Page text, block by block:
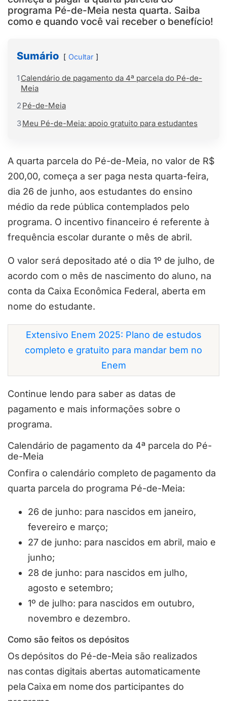
programa Pé-de-Meia nesta quarta. Saiba
como e quando você vai receber o benefício!
Sumário Ocultar
1 Calendário de pagamento da 4ª parcela do Pé-de-
Meia
2 Pé-de-Meia
3Meu Pé-de-Meia: apoio gratuito para estudantes
A quarta parcela do Pé-de-Meia, no valor de R$
200,00, começa a ser paga nesta quarta-feira,
dia 26 de junho, aos estudantes do ensino
médio da rede pública contemplados pelo
programa. O incentivo financeiro é referente à
frequência escolar durante o mês de abril.
O valor será depositado até o dia 1º de julho, de
acordo com o mês de nascimento do aluno, na
conta da Caixa Econômica Federal, aberta em
nome do estudante.
Extensivo Enem 2025: Plano de estudos
completo e gratuito para mandar bem no
Enem
Continue lendo para saber as datas de
pagamento e mais informações sobre o
programa.
Calendário de pagamento da 4ª parcela do Pé-
de-Meia
Confira o calendário completo de pagamento da
quarta parcela do programa Pé-de-Meia:
26 de junho: para nascidos em janeiro,
fevereiro e março;
27 de junho: para nascidos em abril, maio e
junho;
28 de junho: para nascidos em julho,
agosto e setembro;
1º de julho: para nascidos em outubro,
novembro e dezembro.
Como são feitos os depósitos
Os depósitos do Pé-de-Meia são realizados
nas contas digitais abertas automaticamente
pela Caixa em nome dos participantes do